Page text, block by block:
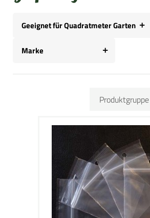
Geeignet für Quadratmeter Garten
Marke